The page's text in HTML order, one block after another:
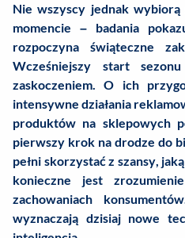
Nie wszyscy jednak
momencie – badania
rozpoczyna świąteczne
Wcześniejszy start
zaskoczeniem. O ich
intensywne działania
produktów na sklepowych
pierwszy krok na drodze do
pełni skorzystać z szansy,
konieczne jest
zachowaniach
wyznaczają dzisiaj nowe